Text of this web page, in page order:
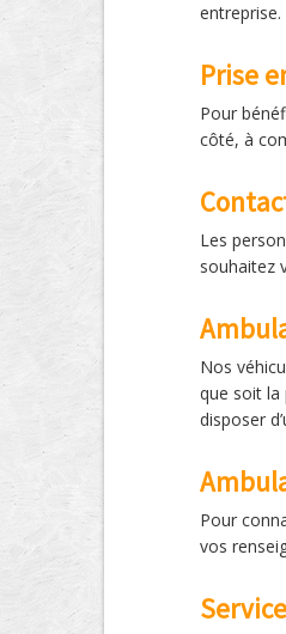
entreprise.
Prise
Pour
côté, à
Les
souhaitez
Nos
que soit la
disposer
Pour
vos